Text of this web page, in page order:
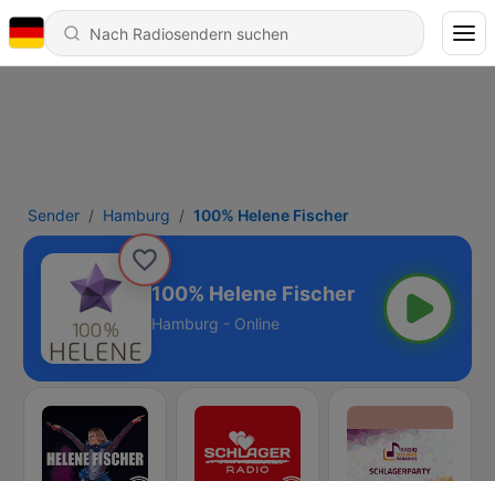
Sender Hamburg 100% Helene Fischer
100% Helene Fischer
Hamburg - Online